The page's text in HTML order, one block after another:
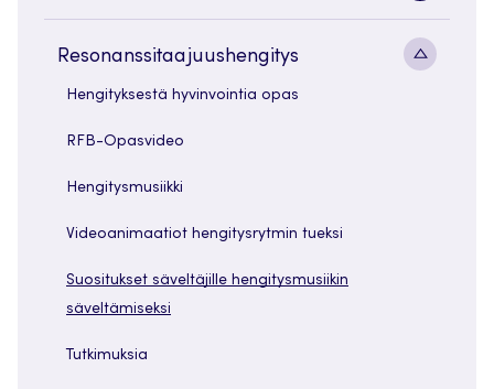
painike
Resonanssitaajuushengitys
Hengityksestä hyvinvointia opas
RFB-Opasvideo
Hengitysmusiikki
Videoanimaatiot hengitysrytmin tueksi
Suositukset säveltäjille hengitysmusiikin
säveltämiseksi
Tutkimuksia